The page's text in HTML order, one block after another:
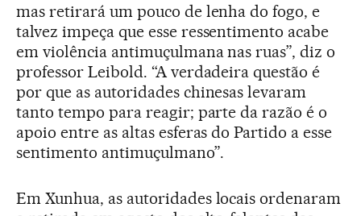
mas retirará um pouco de lenha do fogo, e
talvez impeça que esse ressentimento acabe
em violência antimuçulmana nas ruas”, diz o
professor Leibold. “A verdadeira questão é
por que as autoridades chinesas levaram
tanto tempo para reagir; parte da razão é o
apoio entre as altas esferas do Partido a esse
sentimento antimuçulmano”.
Em Xunhua, as autoridades locais ordenaram